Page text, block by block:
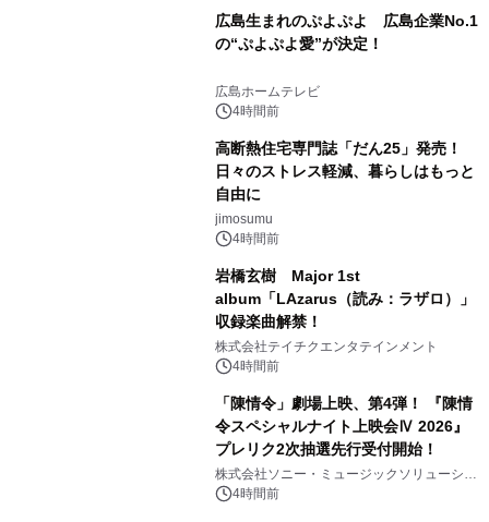
広島生まれのぷよぷよ 広島企業No.1
の“ぷよぷよ愛”が決定！
広島ホームテレビ
4時間前
高断熱住宅専門誌「だん25」発売！
日々のストレス軽減、暮らしはもっと
自由に
jimosumu
4時間前
岩橋玄樹 Major 1st
album「LAzarus（読み：ラザロ）」
収録楽曲解禁！
株式会社テイチクエンタテインメント
4時間前
「陳情令」劇場上映、第4弾！ 『陳情
令スペシャルナイト上映会Ⅳ 2026』
プレリク2次抽選先行受付開始！
株式会社ソニー・ミュージックソリューショ
ンズ4時間前